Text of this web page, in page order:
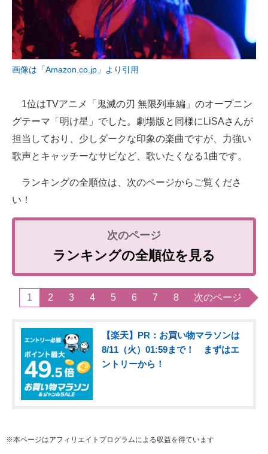
画像は「Amazon.co.jp」より引用
1位はTVアニメ「鬼滅の刃 無限列車編」のオープニン
グテーマ「明け星」でした。劇場版と同様にLiSAさんが
担当しており、少しダークな印象の楽曲ですが、力強い
歌声とキャッチーなサビなど、歌いたくなる1曲です。
ランキングの全順位は、次のページからご覧くださ
い！
ランキングの全順位を見る
1 2 3 4 5 6 7 8 次のページ
【楽天】PR：お買い物マラソンは
8/11（火）01:59まで！ まずはエ
ントリーから！
※本ページはアフィリエイトプログラムによる収益を得ています